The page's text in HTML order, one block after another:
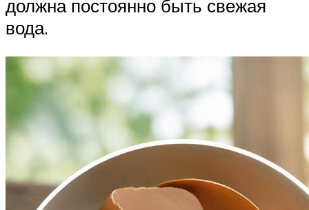
должна постоянно быть свежая
вода.